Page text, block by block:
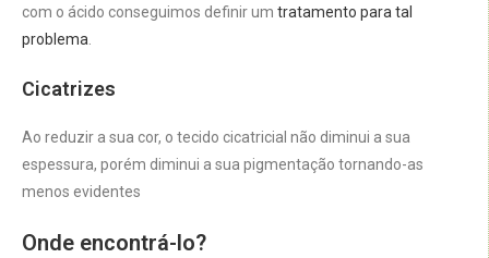
com o ácido conseguimos definir um tratamento para tal
problema.
Cicatrizes
Ao reduzir a sua cor, o tecido cicatricial não diminui a sua
espessura, porém diminui a sua pigmentação tornando-as
menos evidentes
Onde encontrá-lo?